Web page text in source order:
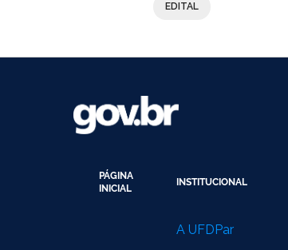
EDITAL
PÁGINA
INICIAL
INSTITUCIONAL
A UFDPar